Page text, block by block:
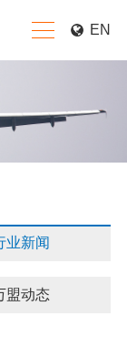
EN
业新闻
盟动态